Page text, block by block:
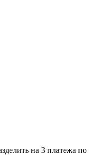
на 3 платежа по